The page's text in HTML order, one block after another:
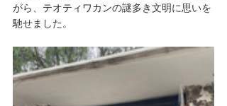
がら、 テオティワカンの謎多き文明に思いを
馳せました。